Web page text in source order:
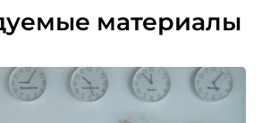
материалы